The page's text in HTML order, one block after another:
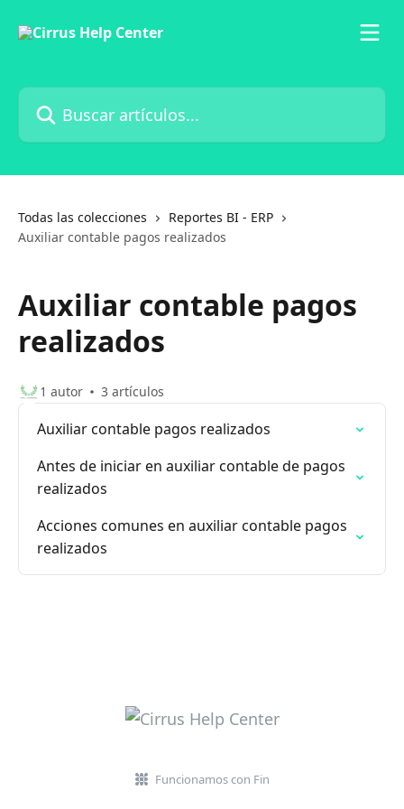
Buscar artículos...
Todas las colecciones
Reportes BI - ERP
Auxiliar contable pagos realizados
Auxiliar contable pagos
realizados
1 autor 3 artículos
Auxiliar contable pagos realizados
Antes de iniciar en auxiliar contable de pagos
realizados
Acciones comunes en auxiliar contable pagos
realizados
Funcionamos con Fin